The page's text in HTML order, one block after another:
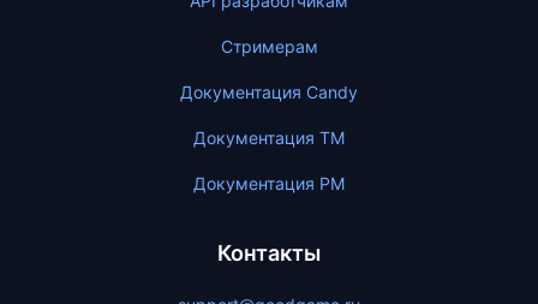
Стримерам
Документация Candy
Документация ТМ
Документация PM
Контакты